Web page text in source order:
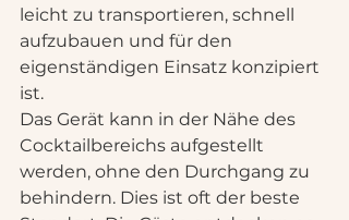
leicht zu transportieren, schnell
aufzubauen und für den
eigenständigen Einsatz konzipiert
ist.
Das Gerät kann in der Nähe des
Cocktailbereichs aufgestellt
werden, ohne den Durchgang zu
behindern. Dies ist oft der beste